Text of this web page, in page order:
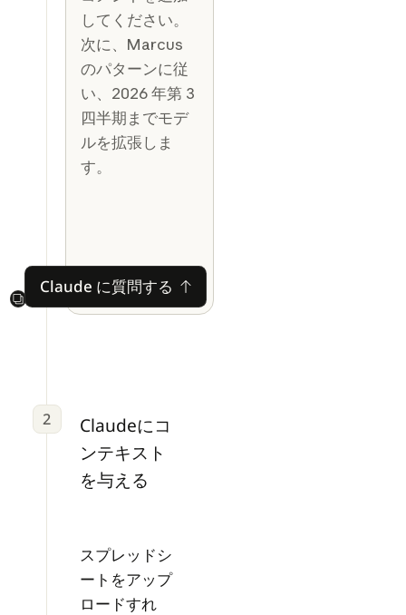
してください。
次に、Marcus
のパターンに従
い、2026 年第 3
四半期までモデ
ルを拡張しま
す。
Next
Claude に質問する
Claude に質問する
2
Claudeにコ
ンテキスト
を与える
スプレッドシ
ートをアップ
ロードすれ